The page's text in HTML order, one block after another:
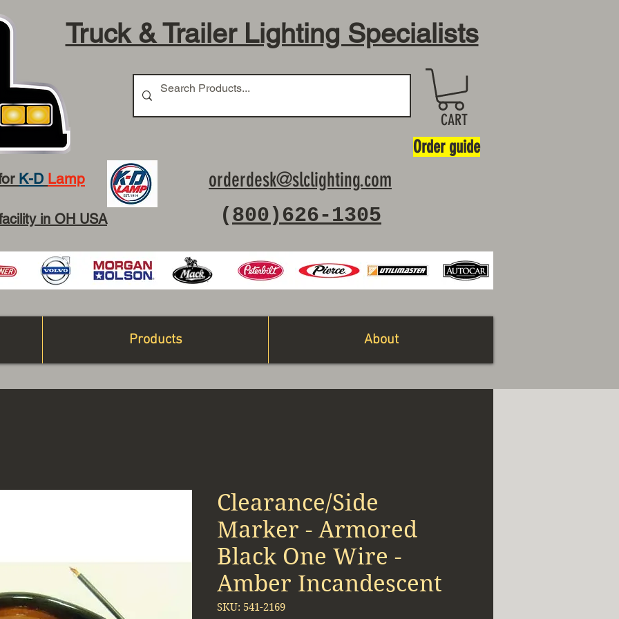
Truck & Trailer Lighting Specialists
CART
Order guide
orderdesk@slclighting.com
( 800)626-1305
K-D Lamp
in OH USA
Products About
Clearance/Side
Marker - Armored
Black One Wire -
Amber Incandescent
SKU: 541-2169